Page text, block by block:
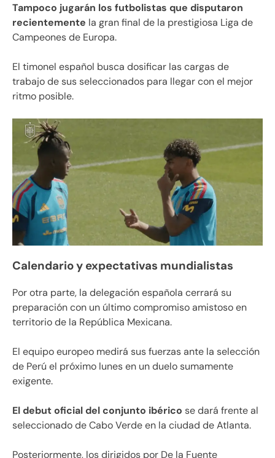
Tampoco jugarán los futbolistas que disputaron
recientemente la gran final de la prestigiosa Liga de
Campeones de Europa.
El timonel español busca dosificar las cargas de
trabajo de sus seleccionados para llegar con el mejor
ritmo posible.
Calendario y expectativas mundialistas
Por otra parte, la delegación española cerrará su
preparación con un último compromiso amistoso en
territorio de la República Mexicana.
El equipo europeo medirá sus fuerzas ante la selección
de Perú el próximo lunes en un duelo sumamente
exigente.
El debut oficial del conjunto ibérico se dará frente al
seleccionado de Cabo Verde en la ciudad de Atlanta.
Posteriormente, los dirigidos por De la Fuente